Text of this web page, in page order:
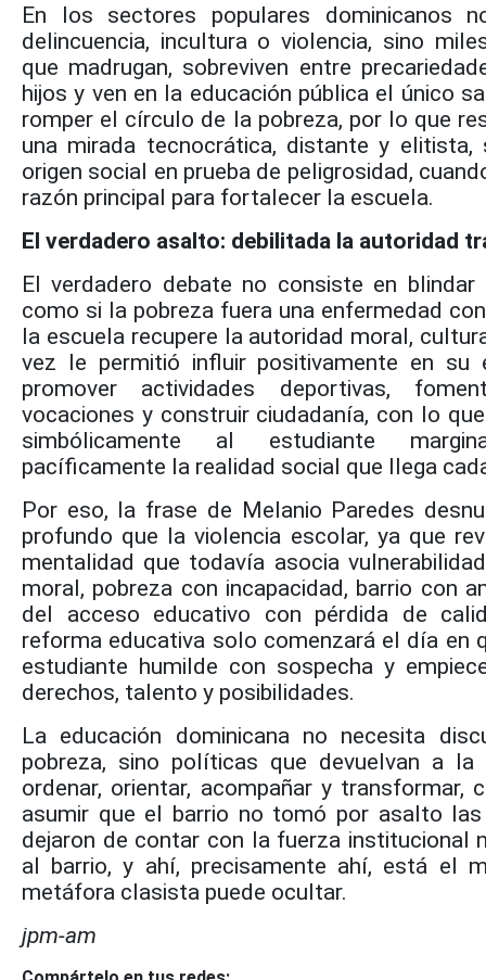
En los sectores populares dominicanos
delincuencia, incultura o violencia, sino
que madrugan, sobreviven entre
hijos y ven en la educación pública el único
romper el círculo de la pobreza, por lo que
una mirada tecnocrática, distante y elitista,
origen social en prueba de peligrosidad,
razón principal para fortalecer la escuela.
El verdadero asalto: debilitada la autoridad
El verdadero debate no consiste en
como si la pobreza fuera una enfermedad
la escuela recupere la autoridad moral,
vez le permitió influir positivamente en su
promover actividades deportivas,
vocaciones y construir ciudadanía, con lo
simbólicamente al estudiante
pacíficamente la realidad social que llega
Por eso, la frase de Melanio Paredes
profundo que la violencia escolar, ya que
mentalidad que todavía asocia
moral, pobreza con incapacidad, barrio con
del acceso educativo con pérdida de
reforma educativa solo comenzará el día en
estudiante humilde con sospecha y
derechos, talento y posibilidades.
La educación dominicana no necesita
pobreza, sino políticas que devuelvan a
ordenar, orientar, acompañar y transformar,
asumir que el barrio no tomó por asalto
dejaron de contar con la fuerza institucional
al barrio, y ahí, precisamente ahí, está el
metáfora clasista puede ocultar.
jpm-am